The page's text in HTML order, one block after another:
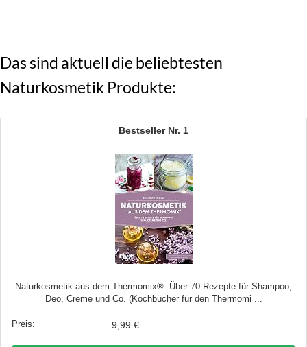
Das sind aktuell die beliebtesten
Naturkosmetik Produkte:
1
Naturkosmetik aus dem Thermomix®: Über 70 Rezepte für Shampoo,
Deo, Creme und Co. (Kochbücher für den Thermomi ...
9,99 €